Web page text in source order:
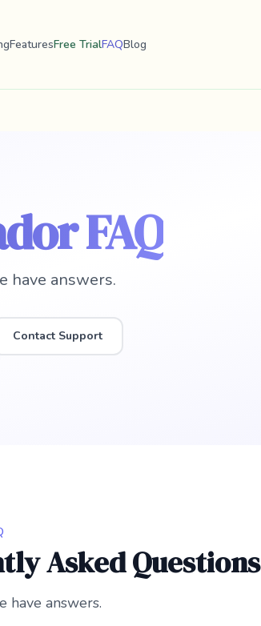
FeaturesFree TrialFAQBlog
FAQ
have answers.
Contact Support
Asked Questions
have answers.